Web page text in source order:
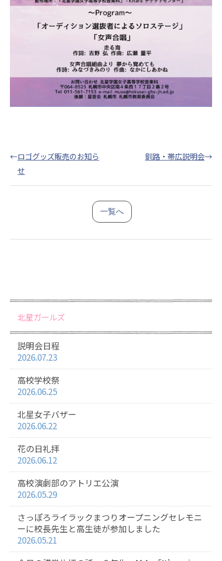
←ロゴグッズ販売のお知ら
せ
釧路・帯広説明会→
一覧へ
北星ガールズ
説明会日程
2026.07.23
高校学校祭
2026.06.25
北星女子バザー
2026.06.22
花の日礼拝
2026.06.12
高校演劇部のアトリエ公演
2026.05.29
さっぽろライラックまつりオープニングセレモニ
ーに校長先生と高生徒が参加しました
2026.05.21